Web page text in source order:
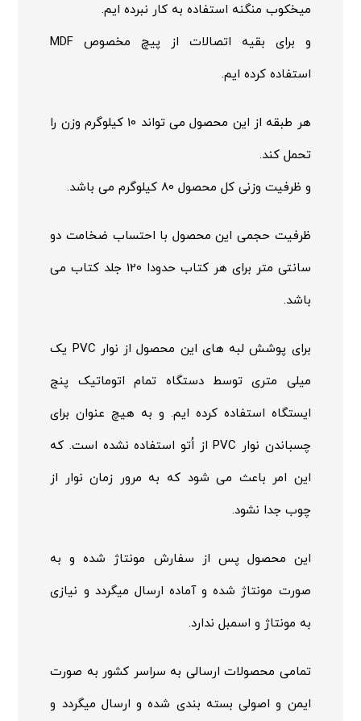
میخکوب منگنه استفاده به کار نبرده ایم.
و برای بقیه اتصالات از پیچ مخصوص MDF
استفاده کرده ایم.
هر طبقه از این محصول می تواند 10 کیلوگرم وزن را
تحمل کند.
و ظرفیت وزنی کل محصول 80 کیلوگرم می باشد.
ظرفیت حجمی این محصول با احتساب ضخامت دو
سانتی متر برای هر کتاب حدودا 120 جلد کتاب می
باشد.
برای پوشش لبه های این محصول از نوار PVC یک
میلی متری توسط دستگاه تمام اتوماتیک پنج
ایستگاه استفاده کرده ایم. و به هیچ عنوان برای
چسباندن نوار PVC از اُتو استفاده نشده است. که
این امر باعث می شود که به مرور زمان نوار از
چوب جدا نشود.
این محصول پس از سفارش مونتاژ شده و به
صورت مونتاژ شده و آماده ارسال میگردد و نیازی
به مونتاژ و اسمبل ندارد.
تمامی محصولات ارسالی به سراسر کشور به صورت
ایمن و اصولی بسته بندی شده و ارسال میگردد و